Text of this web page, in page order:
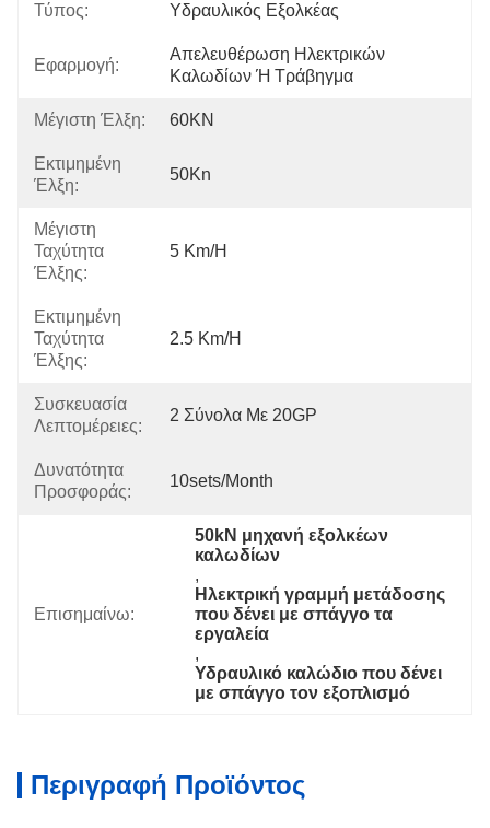
Τύπος: Υδραυλικός Εξολκέας
Εφαρμογή:
Απελευθέρωση Ηλεκτρικών
Καλωδίων Ή Τράβηγμα
Μέγιστη Έλξη: 60KN
Εκτιμημένη
Έλξη:
50Kn
Μέγιστη
Ταχύτητα
Έλξης:
5 Km/h
Εκτιμημένη
Ταχύτητα
Έλξης:
2.5 Km/h
Συσκευασία
Λεπτομέρειες:
2 Σύνολα Με 20GP
Δυνατότητα
Προσφοράς:
10sets/month
Επισημαίνω:
50kN μηχανή εξολκέων
καλωδίων
,
Ηλεκτρική γραμμή μετάδοσης
που δένει με σπάγγο τα
εργαλεία
,
Υδραυλικό καλώδιο που δένει
με σπάγγο τον εξοπλισμό
Περιγραφή Προϊόντος